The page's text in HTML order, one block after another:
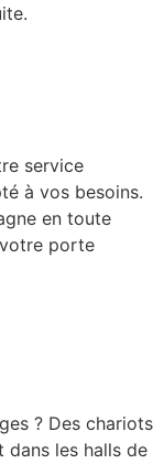
service
à vos besoins.
en toute
porte
? Des chariots
les halls de